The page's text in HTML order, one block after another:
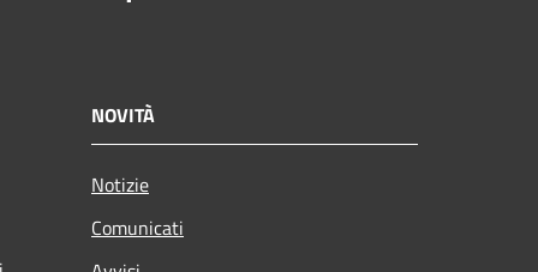
NOVITÀ
Notizie
Comunicati